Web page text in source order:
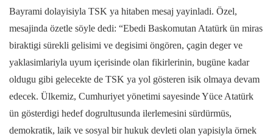
Bayrami dolayisiyla TSK ya hitaben mesaj yayinladi. Özel,
mesajinda özetle söyle dedi: “Ebedi Baskomutan Atatürk ün miras
biraktigi sürekli gelisimi ve degisimi öngören, çagin deger ve
yaklasimlariyla uyum içerisinde olan fikirlerinin, bugüne kadar
oldugu gibi gelecekte de TSK ya yol gösteren isik olmaya devam
edecek. Ülkemiz, Cumhuriyet yönetimi sayesinde Yüce Atatürk
ün gösterdigi hedef dogrultusunda ilerlemesini sürdürmüs,
demokratik, laik ve sosyal bir hukuk devleti olan yapisiyla örnek